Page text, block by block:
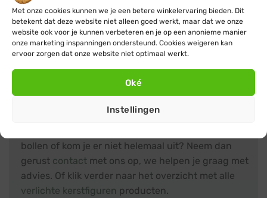
Met onze cookies kunnen we je een betere winkelervaring bieden. Dit
betekent dat deze website niet alleen goed werkt, maar dat we onze
website ook voor je kunnen verbeteren en je op een anonieme manier
onze marketing inspanningen ondersteund. Cookies weigeren kan
ervoor zorgen dat onze website niet optimaal werkt.
Oké
Instellingen
zijn en de installatie aan te passen aan hun eigen
unieke buitenruimte. Mocht je nog vragen hebben over
het installeren van de kerstverlichting bollen, neem dan
gerust contact met ons op voor persoonlijk advies.
bollen of kom je er niet helemaal uit? Neem dan
gerust contact met ons op, we helpen je graag met
advies. Of klik verder naar het overzicht met alle
verlichte kerstfiguren producten.